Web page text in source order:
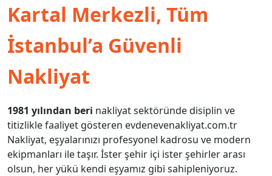
Kartal Merkezli, Tüm
İstanbul’a Güvenli
Nakliyat
1981 yılından beri nakliyat sektöründe disiplin ve
titizlikle faaliyet gösteren evdenevenakliyat.com.tr
Nakliyat, eşyalarınızı profesyonel kadrosu ve modern
ekipmanları ile taşır. İster şehir içi ister şehirler arası
olsun, her yükü kendi eşyamız gibi sahipleniyoruz.